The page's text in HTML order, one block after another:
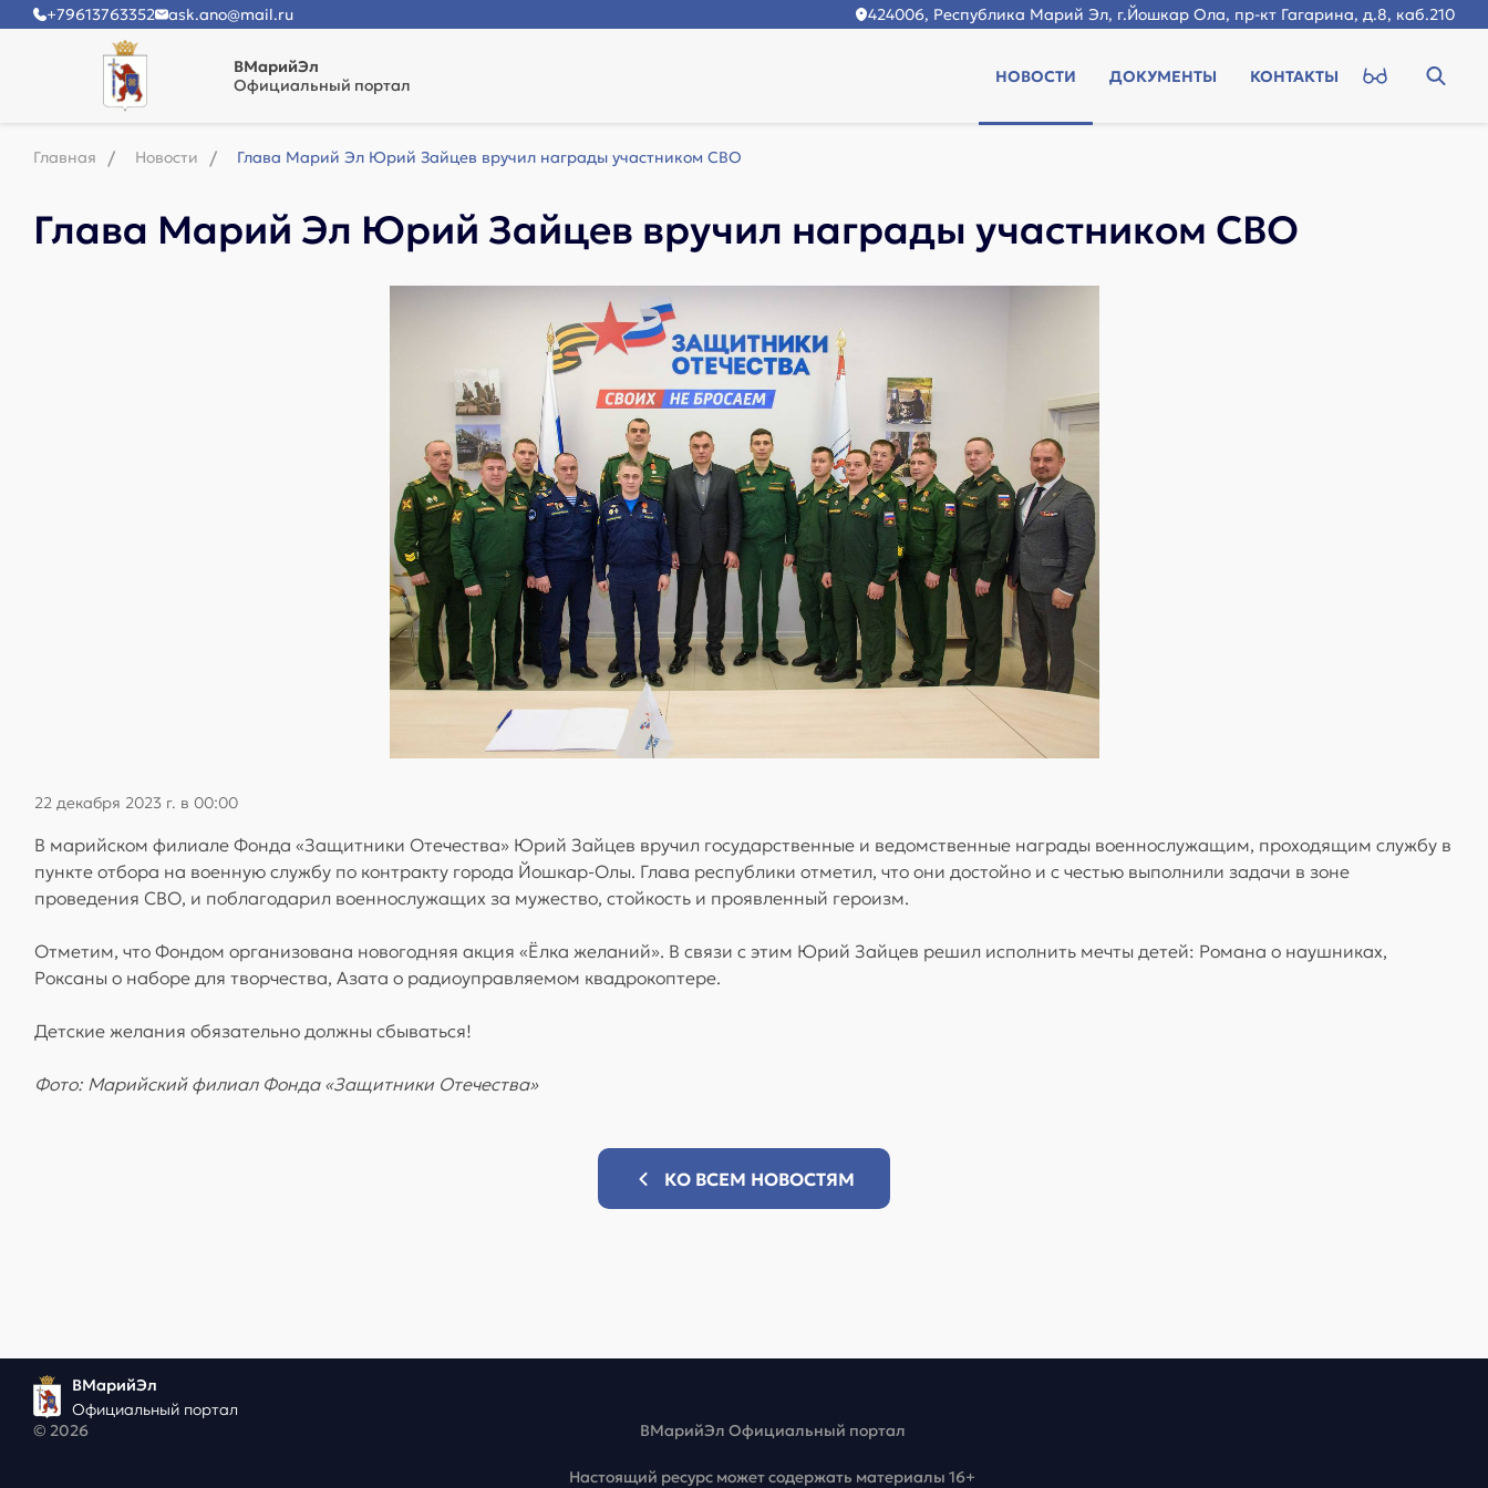
+79613763352 ask.ano@mail.ru 424006, Республика Марий Эл, г.Йошкар Ола, пр-кт Гагарина, д.8, каб.210
ВМарийЭл
Официальный портал
НОВОСТИ ДОКУМЕНТЫ КОНТАКТЫ
Главная Новости Глава Марий Эл Юрий Зайцев вручил награды участником СВО
Глава Марий Эл Юрий Зайцев вручил награды участником СВО
22 декабря 2023 г. в 00:00
В марийском филиале Фонда «Защитники Отечества» Юрий Зайцев вручил государственные и ведомственные награды военнослужащим, проходящим службу в
пункте отбора на военную службу по контракту города Йошкар-Олы. Глава республики отметил, что они достойно и с честью выполнили задачи в зоне
проведения СВО, и поблагодарил военнослужащих за мужество, стойкость и проявленный героизм.
Отметим, что Фондом организована новогодняя акция «Ёлка желаний». В связи с этим Юрий Зайцев решил исполнить мечты детей: Романа о наушниках,
Роксаны о наборе для творчества, Азата о радиоуправляемом квадрокоптере.
Детские желания обязательно должны сбываться!
Фото: Марийский филиал Фонда «Защитники Отечества»
КО ВСЕМ НОВОСТЯМ
ВМарийЭл
Официальный портал
© 2026
ВМарийЭл Официальный портал
Настоящий ресурс может содержать материалы 16+